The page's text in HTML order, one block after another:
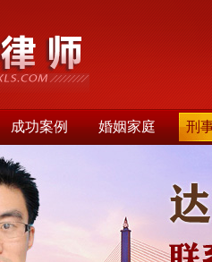
成功案例 婚姻家庭 刑